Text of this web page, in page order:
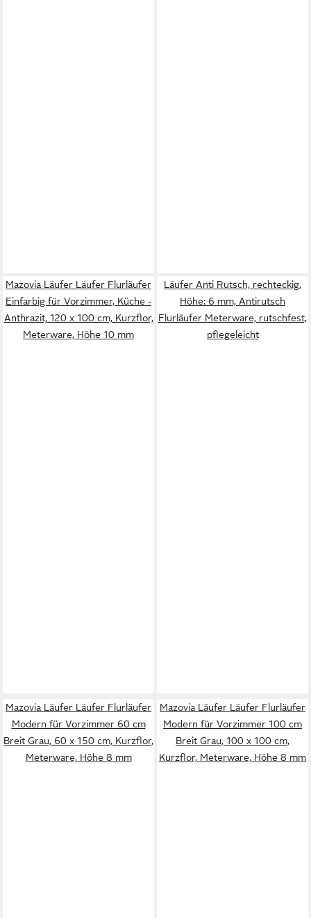
Mazovia Läufer Läufer Flurläufer
Einfarbig für Vorzimmer, Küche -
Anthrazit, 120 x 100 cm, Kurzflor,
Meterware, Höhe 10 mm
Läufer Anti Rutsch, rechteckig,
Höhe: 6 mm, Antirutsch
Flurläufer Meterware, rutschfest,
pflegeleicht
Mazovia Läufer Läufer Flurläufer
Modern für Vorzimmer 60 cm
Breit Grau, 60 x 150 cm, Kurzflor,
Meterware, Höhe 8 mm
Mazovia Läufer Läufer Flurläufer
Modern für Vorzimmer 100 cm
Breit Grau, 100 x 100 cm,
Kurzflor, Meterware, Höhe 8 mm